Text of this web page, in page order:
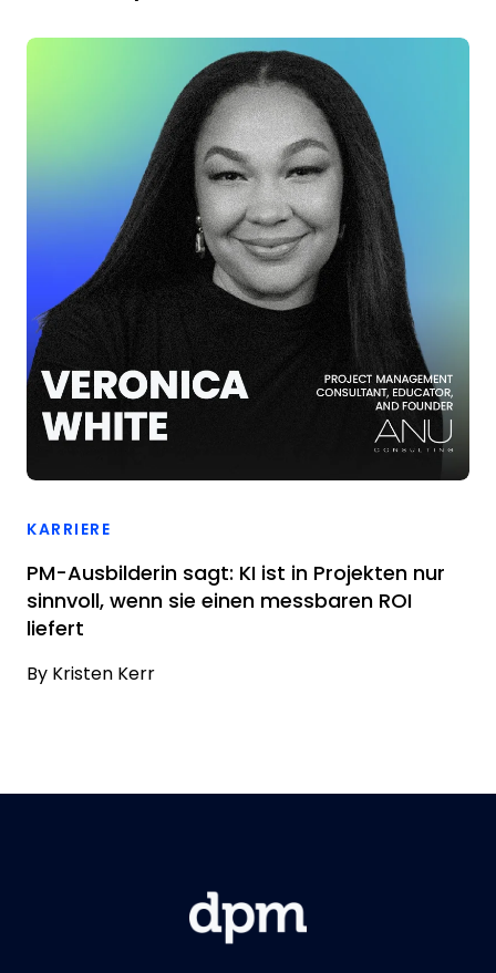
KARRIERE
PM-Ausbilderin sagt: KI ist in Projekten nur
sinnvoll, wenn sie einen messbaren ROI
liefert
By Kristen Kerr